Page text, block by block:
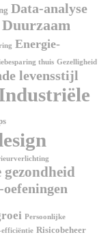
Data-analyse
Duurzaam
Energie-
thuis Gezelligheid
levensstijl
Persoonlijke
Risicobeheer